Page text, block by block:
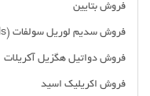
فروش بتایین
فروش سدیم لوریل سولفات (sls)
فروش دواتیل هگزیل آکریلات
فروش اکریلیک اسید